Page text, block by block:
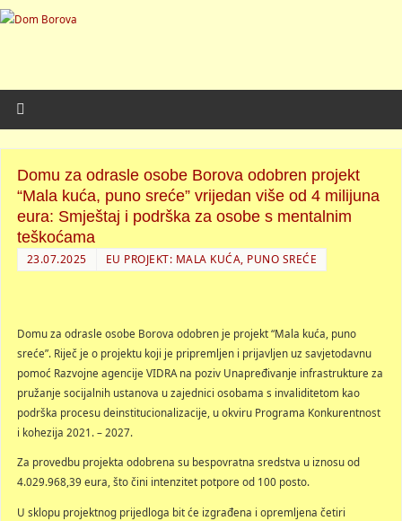
Domu za odrasle osobe Borova odobren projekt
“Mala kuća, puno sreće” vrijedan više od 4 milijuna
eura: Smještaj i podrška za osobe s mentalnim
teškoćama
23.07.2025 EU PROJEKT: MALA KUĆA, PUNO SREĆE
Domu za odrasle osobe Borova odobren je projekt “Mala kuća, puno
sreće”. Riječ je o projektu koji je pripremljen i prijavljen uz savjetodavnu
pomoć Razvojne agencije VIDRA na poziv Unapređivanje infrastrukture za
pružanje socijalnih ustanova u zajednici osobama s invaliditetom kao
podrška procesu deinstitucionalizacije, u okviru Programa Konkurentnost
i kohezija 2021. – 2027.
Za provedbu projekta odobrena su bespovratna sredstva u iznosu od
4.029.968,39 eura, što čini intenzitet potpore od 100 posto.
U sklopu projektnog prijedloga bit će izgrađena i opremljena četiri